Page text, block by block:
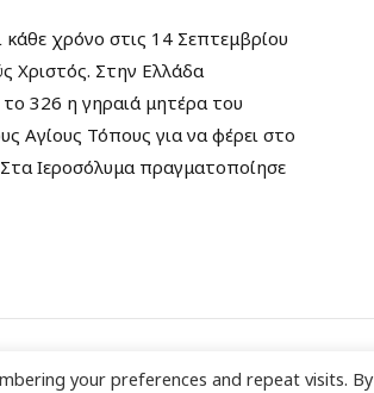
χρόνο στις 14 Σεπτεμβρίου
Χριστός. Στην Ελλάδα
326 η γηραιά μητέρα του
Αγίους Τόπους για να φέρει στο
Ιεροσόλυμα πραγματοποίησε
your preferences and repeat visits. By